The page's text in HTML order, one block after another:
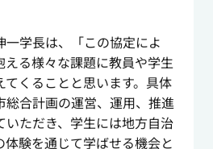
学長は、「この協定によ
える様々な課題に教員や学生
くることと思います。具体
総合計画の運営、運用、推進
いただき、学生には地方自治
体験を通じて学ばせる機会と